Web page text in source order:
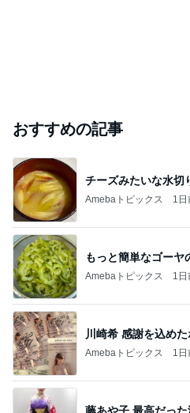
おすすめの記事
チーズみたいな水切
Amebaトピックス 1日
もっと簡単なゴーヤ
Amebaトピックス 1日
川崎希 感謝を込め
Amebaトピックス 1日
藤あや子 最高だっ